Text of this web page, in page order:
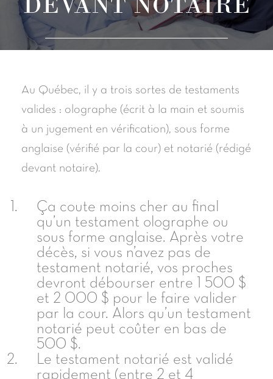
Au Québec, il y a trois sortes de testaments
valides : olographe (écrit à la main et soumis
à un jugement en vérification), sous forme
anglaise (vérifié par la cour) et notarié (rédigé
devant notaire).
Ça coute moins cher au final
qu’un testament olographe ou
sous forme anglaise. Après votre
décès, si vous n’avez pas de
testament notarié, vos proches
devront débourser entre 1 500 $
et 2 000 $ pour le faire valider
par la cour. Alors qu’un testament
notarié peut coûter en bas de
500 $.
Le testament notarié est validé
rapidement (entre 2 et 4